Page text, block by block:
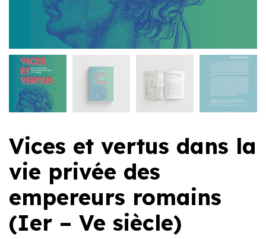
Vices et vertus dans la
vie privée des
empereurs romains
(Ier – Ve siècle)